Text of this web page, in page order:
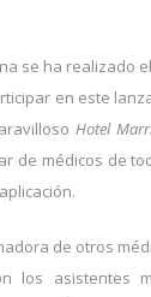
se ha realizado
en este
Hotel
de médicos de
de otros
los asistentes